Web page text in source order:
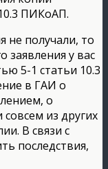
ПИКоАП.
не получали, то
заявления у вас
5-1 статьи 10.3
в ГАИ о
о
из других
В связи с
последствия,